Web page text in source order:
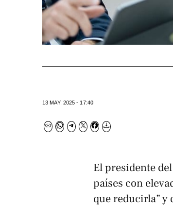
13 MAY. 2025 - 17:40
El presidente
países con
que reducirla” y